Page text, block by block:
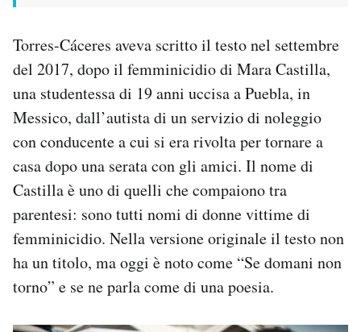
Torres-Cáceres aveva scritto il testo nel settembre
del 2017, dopo il femminicidio di Mara Castilla,
una studentessa di 19 anni uccisa a Puebla, in
Messico, dall’autista di un servizio di noleggio
con conducente a cui si era rivolta per tornare a
casa dopo una serata con gli amici. Il nome di
Castilla è uno di quelli che compaiono tra
parentesi: sono tutti nomi di donne vittime di
femminicidio. Nella versione originale il testo non
ha un titolo, ma oggi è noto come “Se domani non
torno” e se ne parla come di una poesia.